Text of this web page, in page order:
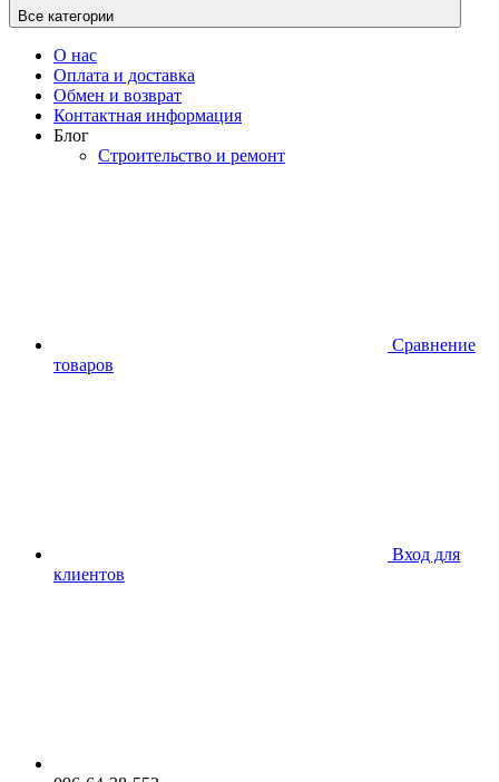
Все категории
О нас
Оплата и доставка
Обмен и возврат
Контактная информация
Блог
Строительство и ремонт
Сравнение
товаров
Вход для
клиентов